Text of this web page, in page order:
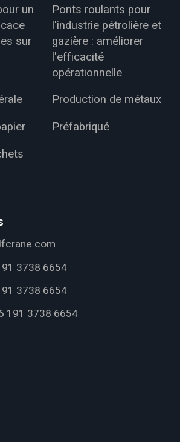
un
sur
Ponts roulants pour
l'industrie pétrolière et
gazière : améliorer
l'efficacité
opérationnelle
Production de métaux
Préfabriqué
3738 6654
3738 6654
191 3738 6654